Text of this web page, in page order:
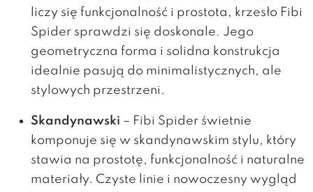
liczy się funkcjonalność i prostota, krzesło Fibi
Spider sprawdzi się doskonale. Jego
geometryczna forma i solidna konstrukcja
idealnie pasują do minimalistycznych, ale
stylowych przestrzeni.
Skandynawski – Fibi Spider świetnie
komponuje się w skandynawskim stylu, który
stawia na prostotę, funkcjonalność i naturalne
materiały. Czyste linie i nowoczesny wygląd